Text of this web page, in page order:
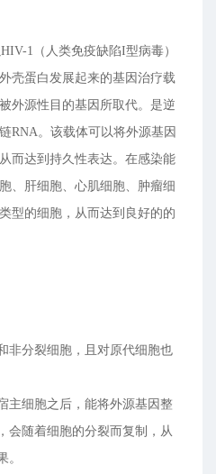
1（人类免疫缺陷I型病毒）
壳蛋白发展起来的基因治疗载
外源性目的基因所取代。是逆
RNA。该载体可以将外源基因
而达到持久性表达。在感染能
、肝细胞、心肌细胞、肿瘤细
型的细胞，从而达到良好的的
非分裂细胞，且对原代细胞也
主细胞之后，能将外源基因整
会随着细胞的分裂而复制，从
。